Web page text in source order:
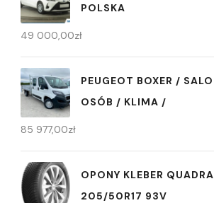
POLSKA
49 000,00zł
PEUGEOT BOXER /
OSÓB / KLIMA /
85 977,00zł
OPONY KLEBER
205/50R17 93V